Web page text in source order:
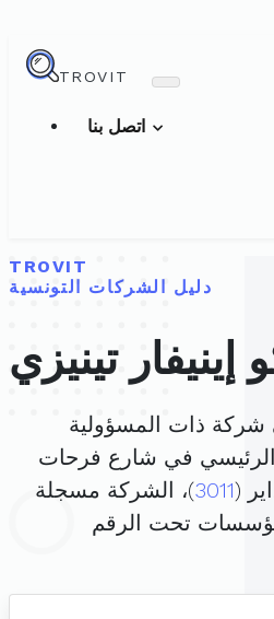
TROVIT
TROVIT
دليل الشركات التونسية
إينيفار تينيزي
شركة ذات المسؤولية
الرئيسي في شارع فرحات
3011)، الشركة مسجلة
تحت الرقم